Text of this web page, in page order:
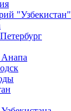
"Узбекистан"